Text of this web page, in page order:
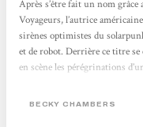
Après s’être fait un nom grâce
Voyageurs, l’autrice
sirènes optimistes du
et de robot. Derrière ce titre
en scène les pérégrinations
technologie et la nature
BECKY CHAMBERS